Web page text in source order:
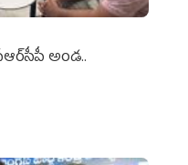
అండ..